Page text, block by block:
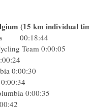
(15 km individual
00:18:44
Team 0:00:05
0:00:30
0:00:35